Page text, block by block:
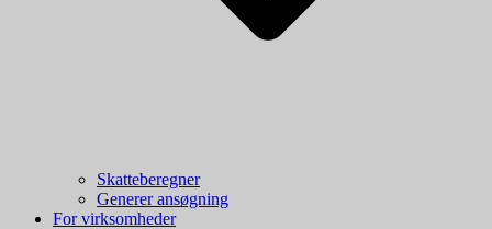
Skatteberegner
Generer ansøgning
For virksomheder